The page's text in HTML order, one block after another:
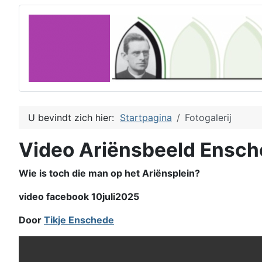
U bevindt zich hier: Startpagina Fotogalerij
Video Ariënsbeeld
Wie is toch die man op het Ariënsplein?
video facebook 10juli2025
Door Tikje Enschede